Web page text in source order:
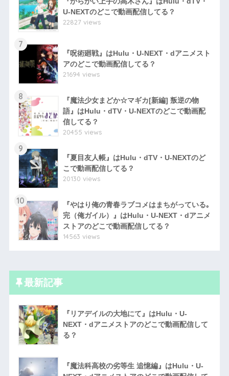
U-NEXTのどこで動画配信してる？
22827 views
7
『呪術廻戦』はHulu・U-NEXT・dアニメスト
アのどこで動画配信してる？
21694 views
8
『魔法少女まどか☆マギカ[新編] 叛逆の物
語』はHulu・dTV・U-NEXTのどこで動画配
信してる？
20455 views
9
『夏目友人帳』はHulu・dTV・U-NEXTのど
こで動画配信してる？
20130 views
10
『やはり俺の青春ラブコメはまちがっている｡
完（俺ガイル）』はHulu・U-NEXT・dアニメ
ストアのどこで動画配信してる？
14563 views
最新記事
『リアデイルの大地にて』はHulu・U-
NEXT・dアニメストアのどこで動画配信して
る？
『魔法科高校の劣等生 追憶編』はHulu・U-